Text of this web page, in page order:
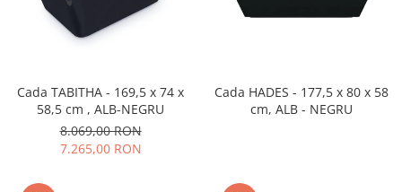
Cada TABITHA - 169,5 x 74 x
58,5 cm , ALB-NEGRU
8.069,00 RON
7.265,00 RON
Cada HADES - 177,5 x 80 x 58
cm, ALB - NEGRU